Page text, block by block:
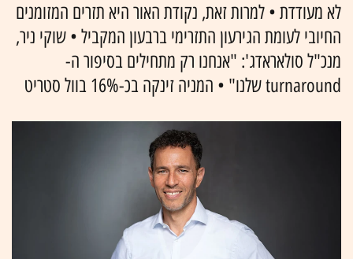
לא מעודדת • למרות זאת, נקודת האור היא תזרים המזומנים
החיובי לעומת הגירעון התזרימי ברבעון המקביל • שוקי ניר,
מנכ"ל סולאראדג': "אנחנו רק מתחילים בסיפור ה-
turnaround שלנו" • המניה זינקה בכ-16% בוול סטריט